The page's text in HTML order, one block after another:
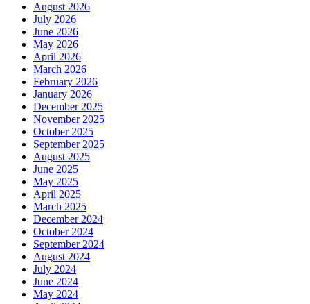
August 2026
July 2026
June 2026
May 2026
April 2026
March 2026
February 2026
January 2026
December 2025
November 2025
October 2025
September 2025
August 2025
June 2025
May 2025
April 2025
March 2025
December 2024
October 2024
September 2024
August 2024
July 2024
June 2024
May 2024